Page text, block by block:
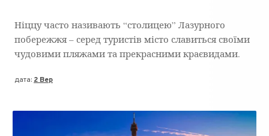
Ніццу часто називають “столицею” Лазурного
побережжя – серед туристів місто славиться своїми
чудовими пляжами та прекрасними краєвидами.
дата: 2 Вер